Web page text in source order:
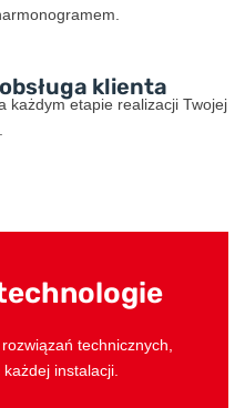
klienta
każdym etapie realizacji Twojej
technicznych,
instalacji.